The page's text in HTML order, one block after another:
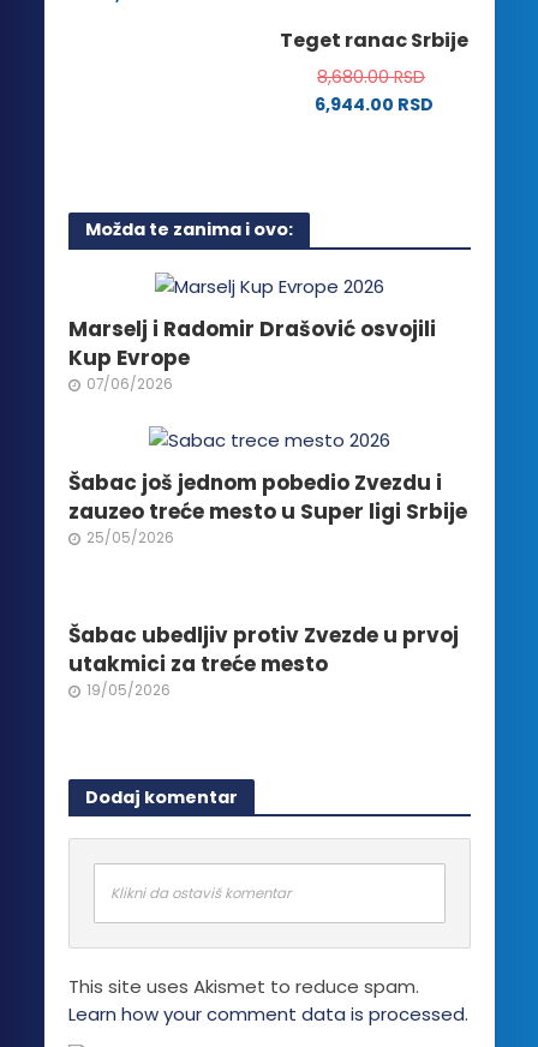
proizvoda.
biti
izabrane
na
stranici
proizvoda.
Teget ranac Srbije
8,680.00RSD
6,944.00 RSD
Možda te zanima i ovo:
Marselj i Radomir Drašović osvojili
Kup Evrope
07/06/2026
Šabac još jednom pobedio Zvezdu i
zauzeo treće mesto u Super ligi Srbije
25/05/2026
Šabac ubedljiv protiv Zvezde u prvoj
utakmici za treće mesto
19/05/2026
Dodaj komentar
Klikni da ostaviš komentar
This site uses Akismet to reduce spam.
Learn how your comment data is processed.